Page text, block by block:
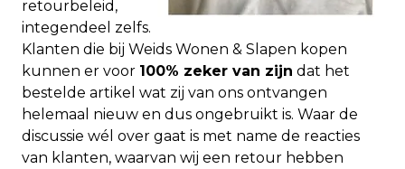
retourbeleid,
integendeel zelfs.
Klanten die bij Weids Wonen & Slapen kopen
kunnen er voor 100% zeker van zijn dat het
bestelde artikel wat zij van ons ontvangen
helemaal nieuw en dus ongebruikt is. Waar de
discussie wél over gaat is met name de reacties
van klanten, waarvan wij een retour hebben